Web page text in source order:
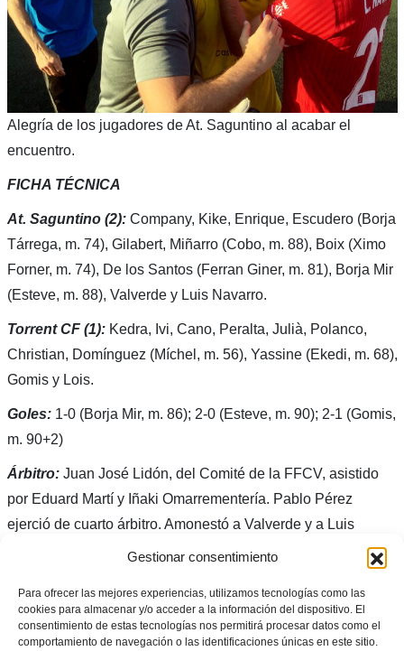
Gestionar consentimiento
Para ofrecer las mejores experiencias, utilizamos tecnologías como las
cookies para almacenar y/o acceder a la información del dispositivo. El
consentimiento de estas tecnologías nos permitirá procesar datos como el
comportamiento de navegación o las identificaciones únicas en este sitio.
Alegría de los jugadores de At. Saguntino al acabar el
encuentro.
FICHA TÉCNICA
At. Saguntino (2):Company, Kike, Enrique, Escudero (Borja
Tárrega, m. 74), Gilabert, Miñarro (Cobo, m. 88), Boix (Ximo
Forner, m. 74), De los Santos (Ferran Giner, m. 81), Borja Mir
(Esteve, m. 88), Valverde y Luis Navarro.
Torrent CF (1):Kedra, Ivi, Cano, Peralta, Julià, Polanco,
Christian, Domínguez (Míchel, m. 56), Yassine (Ekedi, m. 68),
Gomis y Lois.
Goles:1-0 (Borja Mir, m. 86); 2-0 (Esteve, m. 90); 2-1 (Gomis,
m. 90+2)
Árbitro:Juan José Lidón, del Comité de la FFCV, asistido
por Eduard Martí y Iñaki Omarrementería. Pablo Pérez
ejerció de cuarto árbitro. Amonestó a Valverde y a Luis
Navarro por el At. Saguntino y a Polanco y Peralta por el